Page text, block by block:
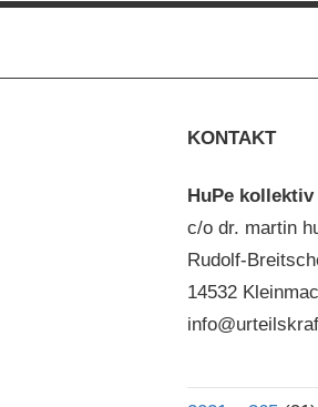
KONTAKT
HuPe
c/o dr. martin
Rudolf-
14532